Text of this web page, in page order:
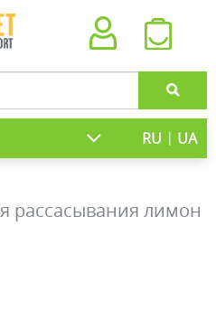
RU | UA
рассасывания лимон